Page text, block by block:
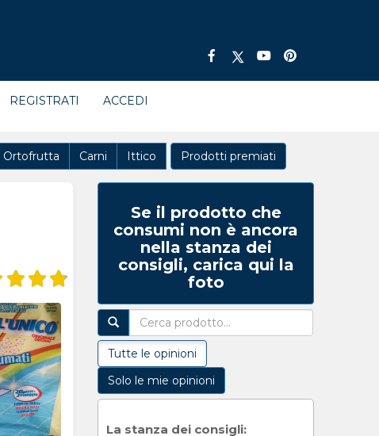
REGISTRATI ACCEDI
Ortofrutta Carni Ittico Prodotti premiati
Se il prodotto che
consumi non è ancora
nella stanza dei
consigli, carica qui la
foto
Tutte le opinioni
Solo le mie opinioni
La stanza dei consigli: